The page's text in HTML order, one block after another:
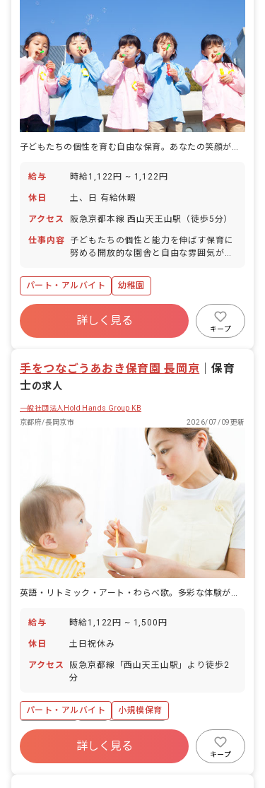
子どもたちの個性を育む自由な保育。あなたの笑顔が輝く場所がここにあります！
給与 時給1,122円 ~ 1,122円
休日 土、日 有給休暇
アクセス 阪急京都本線 西山天王山駅（徒歩5分）
仕事内容
子どもたちの個性と能力を伸ばす保育に
努める開放的な園舎と自由な雰囲気が魅
程度で土日もお休みのため働きやくプラ
イベートの両立もしやすい職場環境で
す。 ■園児年齢層：3～5歳児
パート・アルバイト 幼稚園
詳しく見る
キープ
手をつなごうあおき保育園 長岡京
保育
士の求人
一般社団法人Hold Hands Group KB
京都府/長岡京市
2026/07/09更新
英語・リトミック・アート・わらべ歌。多彩な体験が子どもの力になる場所。
給与 時給1,122円 ~ 1,500円
休日 土日祝休み
アクセス
阪急京都線「西山天王山駅」より徒歩2
分
パート・アルバイト
小規模保育
土日祝休み
有給
残業少なめ
昇給昇進あり
産休育休制度
乳児保育のみ
詳しく見る
キープ